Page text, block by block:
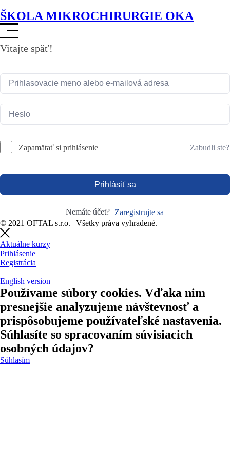
ŠKOLA MIKROCHIRURGIE OKA
Vitajte späť!
Zapamätať si prihlásenie Zabudli ste?
Prihlásiť sa
Nemáte účet? Zaregistrujte sa
© 2021 OFTAL s.r.o. | Všetky práva vyhradené.
Aktuálne kurzy
Prihlásenie
Registrácia
English version
Používame súbory cookies. Vďaka nim
presnejšie analyzujeme návštevnosť a
prispôsobujeme používateľské nastavenia.
Súhlasíte so spracovaním súvisiacich
osobných údajov?
Súhlasím